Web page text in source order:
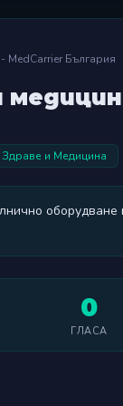
MedCarrier България
Здраве и Медицина
оборудване
0
ГЛАСА